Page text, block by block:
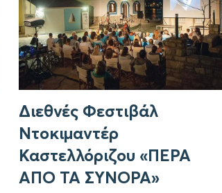
Διεθνές Φεστιβάλ
Ντοκιμαντέρ
Καστελλόριζου «ΠΕΡΑ
ΑΠΟ ΤΑ ΣΥΝΟΡΑ»